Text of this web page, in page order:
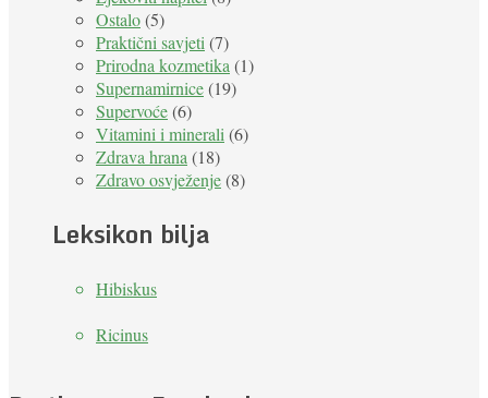
Ostalo(5)
Praktični savjeti (7)
Prirodna kozmetika (1)
Supernamirnice(19)
Supervoće(6)
Vitamini i minerali (6)
Zdrava hrana (18)
Zdravo osvježenje(8)
Leksikon bilja
Hibiskus
Ricinus